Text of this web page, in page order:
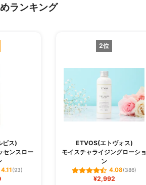
ランキング
ビス)
センスロー
4.11(93)
2位
ETVOS(エトヴォス)
モイスチャライジングローショ
ン
4.08(386)
¥2,992